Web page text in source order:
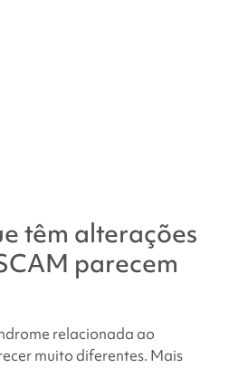
têm alterações
parecem
relacionada ao
muito diferentes. Mais